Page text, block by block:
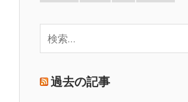
索:
過去の記事